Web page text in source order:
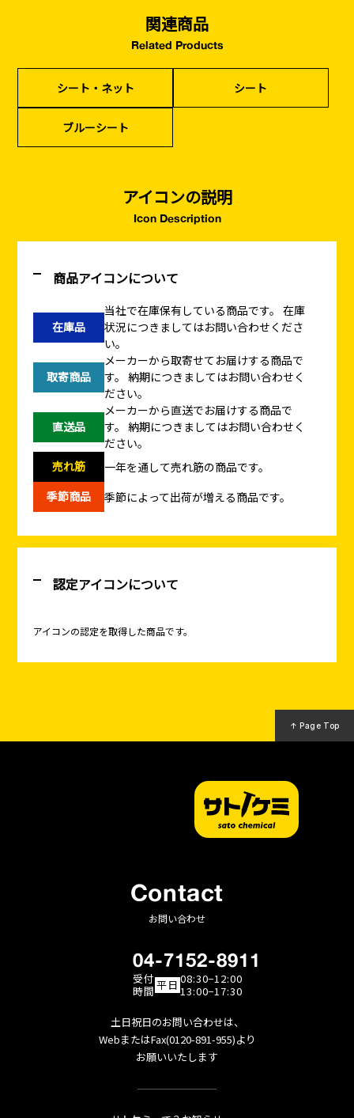
関連商品
Related Products
シート・ネット シート
ブルーシート
アイコンの説明
Icon Description
商品アイコンについて
在庫品
当社で在庫保有している商品です。 在庫
状況につきましてはお問い合わせくださ
い。
取寄商品
メーカーから取寄せてお届けする商品で
す。 納期につきましてはお問い合わせく
ださい。
直送品
メーカーから直送でお届けする商品で
す。 納期につきましてはお問い合わせく
ださい。
売れ筋
一年を通して売れ筋の商品です。
季節商品
季節によって出荷が増える商品です。
認定アイコンについて
アイコンの認定を取得した商品です。
↑ Page Top
Contact
お問い合わせ
04-7152-8911
受付
時間平日 08:30−12:00
13:00−17:30
土日祝日のお問い合わせは、
WebまたはFax(0120-891-955)より
お願いいたします